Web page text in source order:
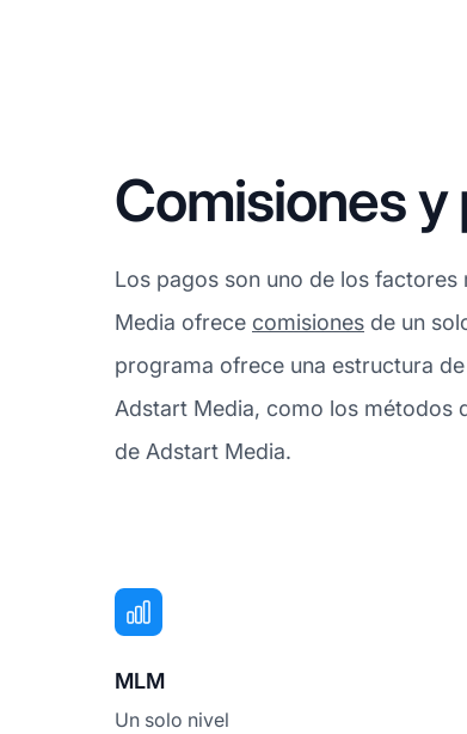
Comisiones
Los pagos son uno de los
Media ofrece comisiones de un
programa ofrece una estructura
Adstart Media, como los métodos
de Adstart Media.
MLM
Un solo nivel